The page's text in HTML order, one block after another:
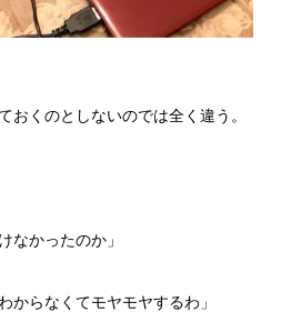
おくのとしないのでは全く違う。
なかったのか」
からなくてモヤモヤするわ」